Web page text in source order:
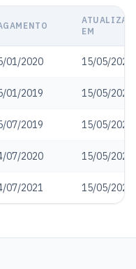
EM
01/2020 15/05/2025
01/2019 15/05/2025
07/2019 15/05/2025
07/2020 15/05/2025
07/2021 15/05/2025